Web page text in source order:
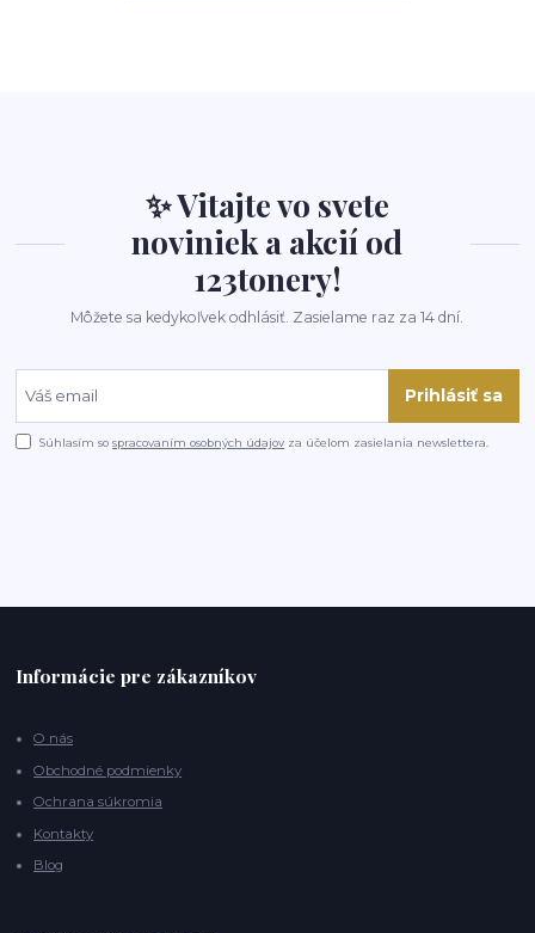
✨ Vitajte vo svete
noviniek a akcií od
123tonery!
Môžete sa kedykoľvek odhlásiť. Zasielame raz za 14 dní.
Prihlásiť sa
Súhlasím sospracovaním osobných údajov za účelom zasielania newslettera.
Informácie pre zákazníkov
O nás
Obchodné podmienky
Ochrana súkromia
Kontakty
Blog